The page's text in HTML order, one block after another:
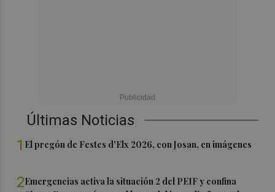
Últimas Noticias
1 El pregón de Festes d'Elx 2026, con Josan, en imágenes
2Emergencias activa la situación 2 del PEIF y confina